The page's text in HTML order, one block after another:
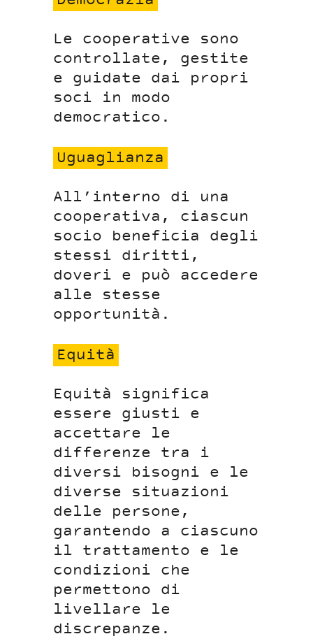
Le cooperative sono
controllate, gestite
e guidate dai propri
soci in modo
democratico.
Uguaglianza
All’interno di una
cooperativa, ciascun
socio beneficia degli
stessi diritti,
doveri e può accedere
alle stesse
opportunità.
Equità
Equità significa
essere giusti e
accettare le
differenze tra i
diversi bisogni e le
diverse situazioni
delle persone,
garantendo a ciascuno
il trattamento e le
condizioni che
permettono di
livellare le
discrepanze.